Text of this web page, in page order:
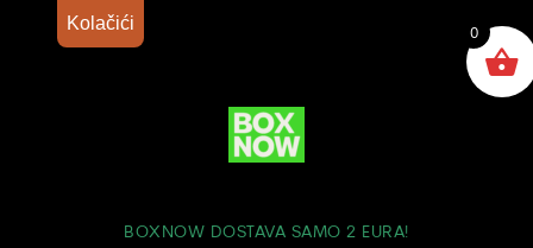
BOXNOW DOSTAVA SAMO 2 EURA!
0
Kolačići